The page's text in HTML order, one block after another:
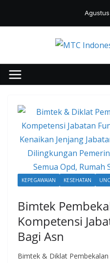
KEPEGAWAIAN KESEHATAN
Bimtek
Kompetensi
Bagi Asn
Bimtek & Diklat